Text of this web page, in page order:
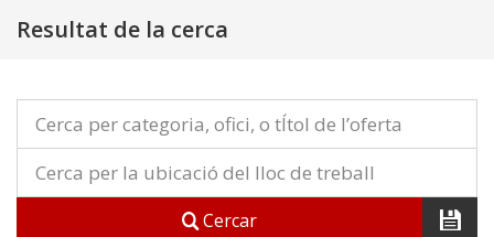
Resultat de la cerca
Cercar